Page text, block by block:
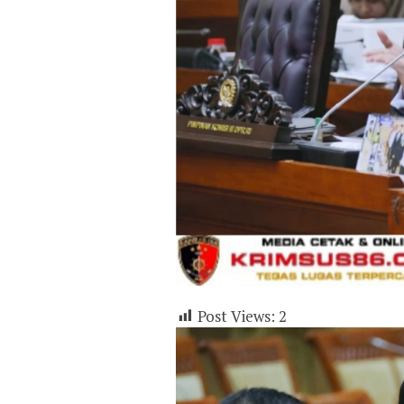
Post Views: 2